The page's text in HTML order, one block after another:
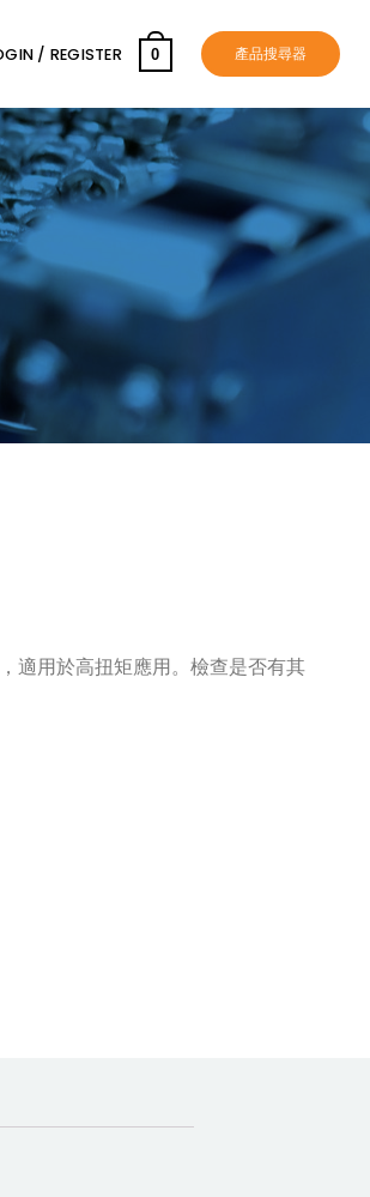
/ REGISTER 0 產品搜尋器
適用於高扭矩應用。檢查是否有其